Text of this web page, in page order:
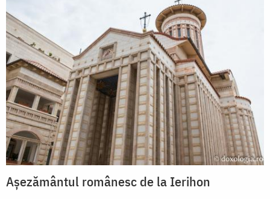
Așezământul românesc de la Ierihon